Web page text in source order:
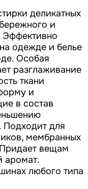
деликатных
и
Эффективно
одежде и белье
Особая
разглаживание
ткани
и
в состав
Подходит для
мембранных
вещам
аромат.
любого типа